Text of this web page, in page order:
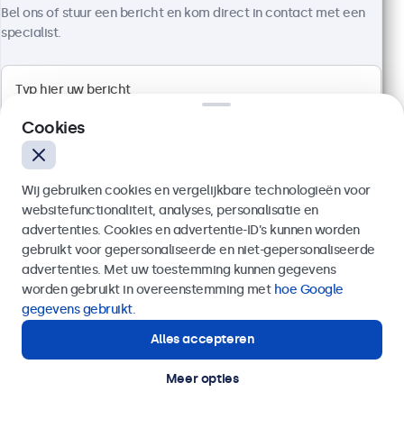
100+ stuks beschikbaar
4:3 multi-touch paneel
Aansluitingen: HDMI, DisplayPort, USB-C, VGA
Montage: desktop, wand, inbouw
Buitenmaat: 345 x 269 x 47 mm
€ 482,79 incl. btw
Bekijken
In winkelwagen
Bel ons of stuur een bericht en kom direct in contact met een
specialist.
Verzenden
Of bel ons op
Hulp of advies nodig?
Direct contact met een specialist.
Cookies
Wij gebruiken cookies en vergelijkbare technologieën voor
websitefunctionaliteit, analyses, personalisatie en
advertenties. Cookies en advertentie-ID’s kunnen worden
gebruikt voor gepersonaliseerde en niet-gepersonaliseerde
advertenties. Met uw toestemming kunnen gegevens
worden gebruikt in overeenstemming met hoe Google
gegevens gebruikt.
Alles accepteren
Meer opties